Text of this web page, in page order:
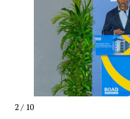
2 / 10